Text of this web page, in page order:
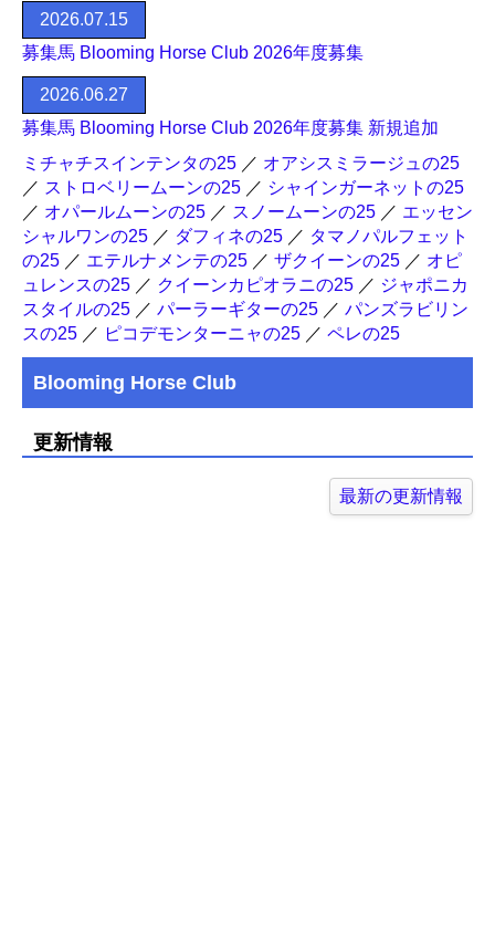
2026.07.15
募集馬 Blooming Horse Club 2026年度募集
2026.06.27
募集馬 Blooming Horse Club 2026年度募集 新規追加
ミチャチスインテンタの25 ／ オアシスミラージュの25
／ ストロベリームーンの25 ／ シャインガーネットの25
／ オパールムーンの25 ／ スノームーンの25 ／ エッセン
シャルワンの25 ／ ダフィネの25 ／ タマノパルフェット
の25 ／ エテルナメンテの25 ／ ザクイーンの25 ／ オピ
ュレンスの25 ／ クイーンカピオラニの25 ／ ジャポニカ
スタイルの25 ／ パーラーギターの25 ／ パンズラビリン
スの25 ／ ピコデモンターニャの25 ／ ペレの25
Blooming Horse Club
更新情報
最新の更新情報